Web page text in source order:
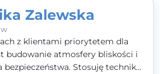
Zalewska
z klientami priorytetem dla
budowanie atmosfery bliskości i
bezpieczeństwa. Stosuję techniki